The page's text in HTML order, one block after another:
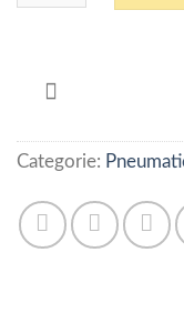
Categorie: